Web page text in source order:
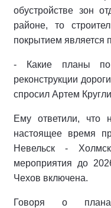
обустройстве зон
районе, то
покрытием является
- Какие планы по
реконструкции
спросил Артем
Ему ответили, что
настоящее время
Невельск -
мероприятия до
Чехов включена.
Говоря о